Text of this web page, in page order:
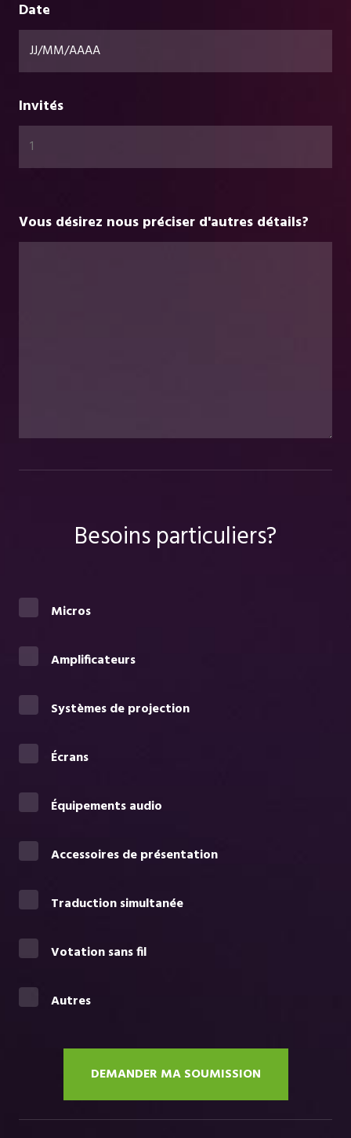
Date
Invités
Vous désirez nous préciser d'autres détails?
Besoins particuliers?
Micros
Amplificateurs
Systèmes de projection
Écrans
Équipements audio
Accessoires de présentation
Traduction simultanée
Votation sans fil
Autres
DEMANDER MA SOUMISSION